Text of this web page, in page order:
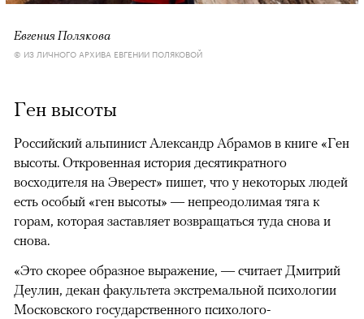
Евгения Полякова
© ИЗ ЛИЧНОГО АРХИВА ЕВГЕНИИ ПОЛЯКОВОЙ
Ген высоты
Российский альпинист Александр Абрамов в книге «Ген
высоты. Откровенная история десятикратного
восходителя на Эверест» пишет, что у некоторых людей
есть особый «ген высоты» — непреодолимая тяга к
горам, которая заставляет возвращаться туда снова и
снова.
«Это скорее образное выражение, — считает Дмитрий
Деулин, декан факультета экстремальной психологии
Московского государственного психолого-